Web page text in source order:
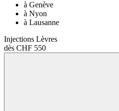
à Genève
à Nyon
à Lausanne
Injections Lèvres
dès CHF 550